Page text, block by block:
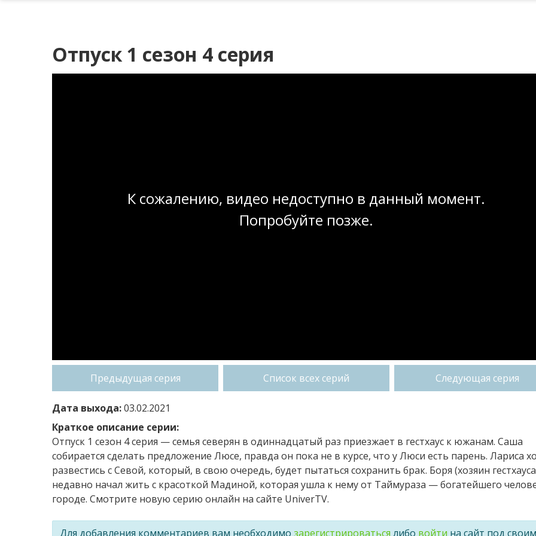
Отпуск 1 сезон 4 серия
К сожалению, видео недоступно в данный момент.
Попробуйте позже.
Предыдущая серия Список всех серий Следующая серия
Дата выхода:03.02.2021
Краткое описание серии:
Отпуск 1 сезон 4 серия — семья северян в одиннадцатый раз приезжает в гестхаус к южанам. Саша
собирается сделать предложение Люсе, правда он пока не в курсе, что у Люси есть парень. Лариса
развестись с Севой, который, в свою очередь, будет пытаться сохранить брак. Боря (хозяин
недавно начал жить с красоткой Мадиной, которая ушла к нему от Таймураза — богатейшего
городе. Смотрите новую серию онлайн на сайте UniverTV.
Для добавления комментариев вам необходимо зарегистрироваться либо войти на сайт под своим